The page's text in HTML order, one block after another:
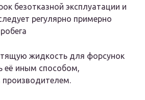
безотказной эксплуатации и
регулярно примерно
жидкость для форсунок
её иным способом,